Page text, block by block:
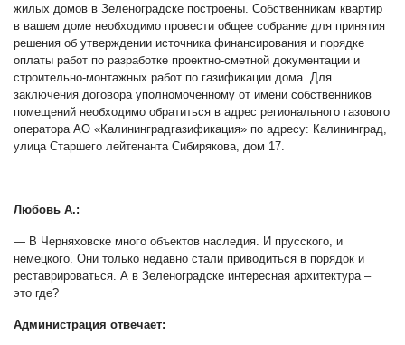
жилых домов в Зеленоградске построены. Собственникам квартир
в вашем доме необходимо провести общее собрание для принятия
решения об утверждении источника финансирования и порядке
оплаты работ по разработке проектно-сметной документации и
строительно-монтажных работ по газификации дома. Для
заключения договора уполномоченному от имени собственников
помещений необходимо обратиться в адрес регионального газового
оператора АО «Калининградгазификация» по адресу: Калининград,
улица Старшего лейтенанта Сибирякова, дом 17.
Любовь А.:
— В Черняховске много объектов наследия. И прусского, и
немецкого. Они только недавно стали приводиться в порядок и
реставрироваться. А в Зеленоградске интересная архитектура –
это где?
Администрация отвечает: